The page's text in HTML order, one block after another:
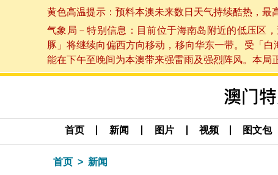
黄色高温提示：预料本澳未来数日天气持续酷热，
气象局－特别信息：目前位于海南岛附近的低压区
豚」将继续向偏西方向移动，移向华东一带。受「
能在下午至晚间为本澳带来强雷雨及强烈阵风。本
首页 新闻 图片 视频 图文包
首页 新闻